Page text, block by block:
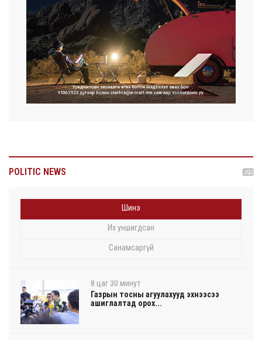
POLITIC NEWS
Шинэ
Их уншигдсан
Санамсаргүй
8 цаг 30 минут
Газрын тосны агуулахууд эхнээсээ
ашиглалтад орох...